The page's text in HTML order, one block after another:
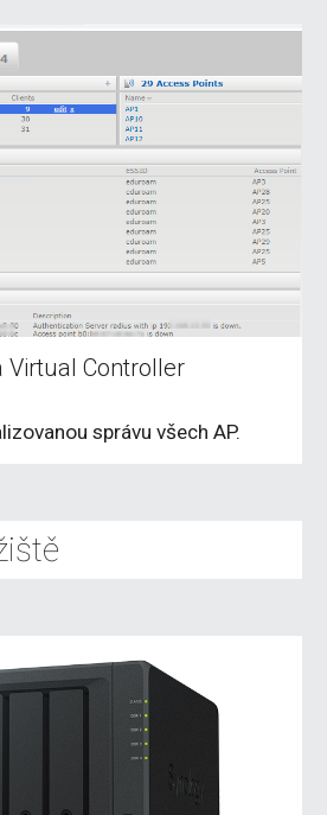
Virtual Controller
správu všech AP.